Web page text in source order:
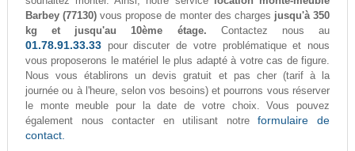
Barbey (77130) vous propose de monter des charges jusqu'à 350
kg et jusqu'au 10ème étage. Contactez nous au
01.78.91.33.33pour discuter de votre problématique et nous
vous proposerons le matériel le plus adapté à votre cas de figure.
Nous vous établirons un devis gratuit et pas cher (tarif à la
journée ou à l'heure, selon vos besoins) et pourrons vous réserver
le monte meuble pour la date de votre choix. Vous pouvez
également nous contacter en utilisant notreformulaire de
contact.